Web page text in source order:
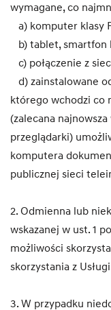
wymagane, co
a) komputer klasy
b) tablet, smartfon
c) połączenie z
d) zainstalowane
którego wchodzi co
(zalecana
przeglądarki)
komputera
publicznej sieci
2. Odmienna lub
wskazanej w ust. 1
możliwości
skorzystania z
3. W przypadku